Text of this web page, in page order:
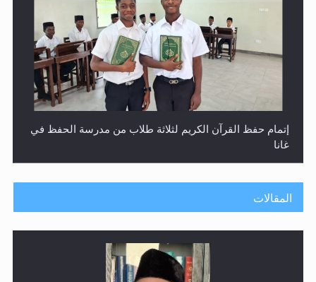
إتمام حفظ القرآن الكريم لثلاثة طلاب من مدرسة الحفظ في
غانا
المقالات